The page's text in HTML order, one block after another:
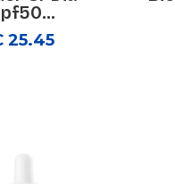
25.45